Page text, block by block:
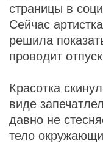
страницы в
Сейчас
решила
проводит
Красотка
виде
давно не
тело